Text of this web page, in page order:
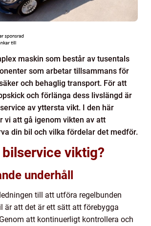
maskin som består av tusentals
som arbetar tillsammans för
och behaglig transport. För att
och förlänga dess livslängd är
av yttersta vikt. I den här
vi att gå igenom vikten av att
din bil och vilka fördelar det medför.
viktig?
underhåll
till att utföra regelbunden
är att det är ett sätt att förebygga
att kontinuerligt kontrollera och